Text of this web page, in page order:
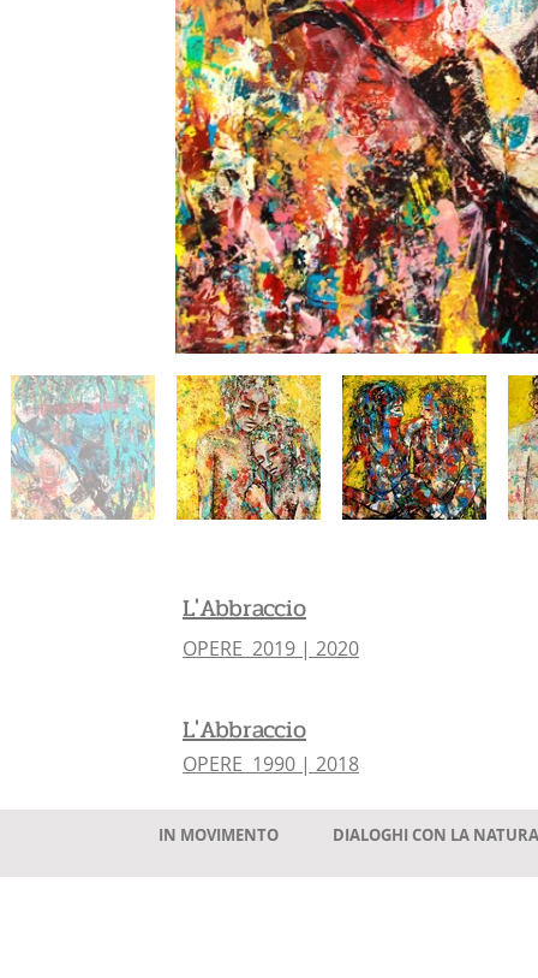
L'Abbraccio
OPERE 2019 | 2020
L'Abbraccio
OPERE 1990 | 2018
IN MOVIMENTO DIALOGHI CON LA NATURA